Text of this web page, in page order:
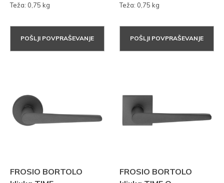
Teža: 0,75 kg
POŠLJI POVPRAŠEVANJE
Teža: 0,75 kg
POŠLJI POVPRAŠEVANJE
FROSIO BORTOLO
FROSIO BORTOLO